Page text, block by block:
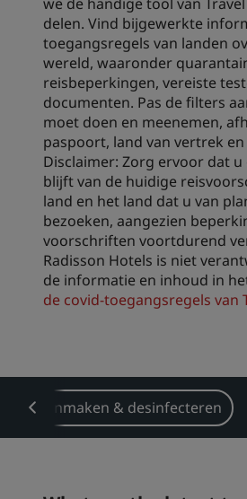
delen. Vind bijgewerkte
toegangsregels van landen
wereld, waaronder
reisbeperkingen, vereiste
documenten. Pas de filters
moet doen en meenemen,
paspoort, land van vertrek
Disclaimer: Zorg ervoor dat
blijft van de huidige
land en het land dat u van
bezoeken, aangezien
voorschriften voortdurend
Radisson Hotels is niet
de informatie en inhoud in
de covid-toegangsregels van
Schoonmaken & desinfecteren